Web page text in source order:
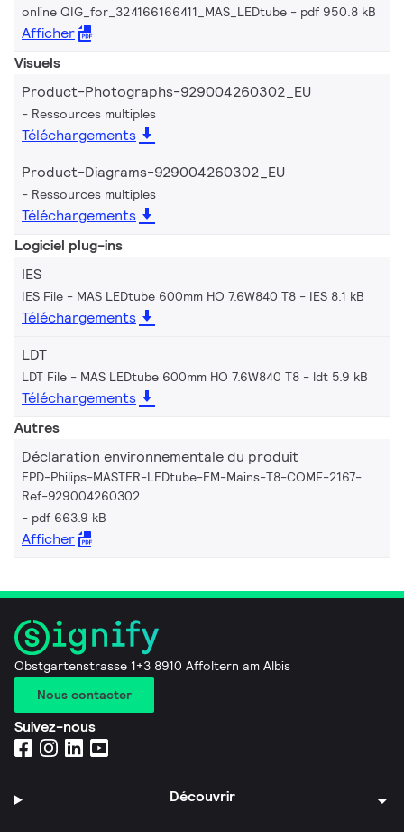
online QIG_for_324166166411_MAS_LEDtube pdf 950.8 kB
Afficher
Visuels
Product-Photographs-929004260302_EU
Ressources multiples
Téléchargements
Product-Diagrams-929004260302_EU
Ressources multiples
Téléchargements
Logiciel plug-ins
IES
IES File - MAS LEDtube 600mm HO 7.6W840 T8 IES 8.1 kB
Téléchargements
LDT
LDT File - MAS LEDtube 600mm HO 7.6W840 T8 ldt 5.9 kB
Téléchargements
Autres
Déclaration environnementale du produit
EPD-Philips-MASTER-LEDtube-EM-Mains-T8-COMF-2167-
Ref-929004260302
pdf 663.9 kB
Afficher
Obstgartenstrasse 1+3 8910 Affoltern am Albis
Nous contacter
Suivez-nous
Découvrir